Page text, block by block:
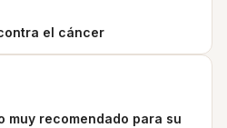
el cáncer
muy recomendado para su